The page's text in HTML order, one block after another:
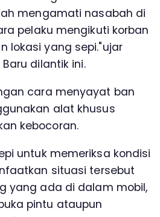
mengamati nasabah di
pelaku mengikuti korban
lokasi yang sepi."ujar
dilantik ini.
cara menyayat ban
alat khusus
kebocoran.
untuk memeriksa kondisi
situasi tersebut
yang ada di dalam mobil,
pintu ataupun